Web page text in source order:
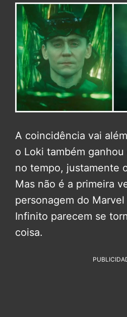
A coincidência vai
o Loki também
no tempo, justamente
Mas não é a primeira
personagem do
Infinito parecem se
coisa.